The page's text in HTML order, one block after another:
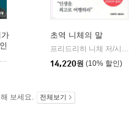
)
프리드리히 니체 저/김지민 편
하이스트
초역 니체의 말
프리드리히 니체 저/시라토리 하루히코 편
14,220원 (10% 할인)
보세요. 전체보기